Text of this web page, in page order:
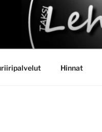
Hinnat